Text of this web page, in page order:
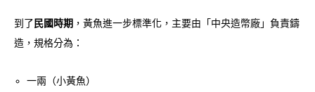
到了 民國時期 ，黃魚進一步標準化，主要由「中央造幣廠」負責鑄
造，規格分為：
一兩（小黃魚）